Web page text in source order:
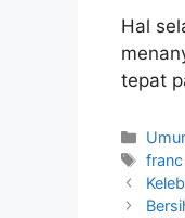
Hal
tepat
Tag